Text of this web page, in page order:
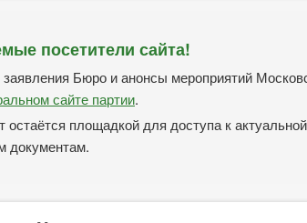
посетители сайта!
Бюро и анонсы мероприятий
сайте партии.
остаётся площадкой для доступа к
документам.